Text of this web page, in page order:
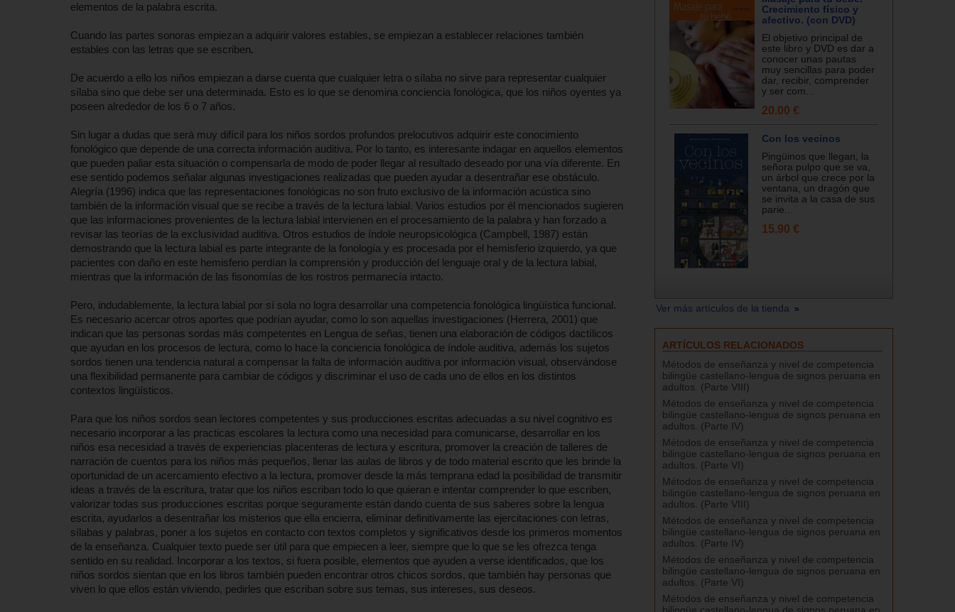
elementos de la palabra escrita.
Cuando las partes sonoras empiezan a adquirir valores estables, se empiezan a establecer relaciones también
estables con las letras que se escriben.
De acuerdo a ello los niños empiezan a darse cuenta que cualquier letra o sílaba no sirve para representar cualquier
sílaba sino que debe ser una determinada. Esto es lo que se denomina conciencia fonológica, que los niños oyentes ya
poseen alrededor de los 6 o 7 años.
Sin lugar a dudas que será muy difícil para los niños sordos profundos prelocutivos adquirir este conocimiento
fonológico que depende de una correcta información auditiva. Por lo tanto, es interesante indagar en aquellos elementos
que pueden paliar esta situación o compensarla de modo de poder llegar al resultado deseado por una vía diferente. En
ese sentido podemos señalar algunas investigaciones realizadas que pueden ayudar a desentrañar ese obstáculo.
Alegría (1996) indica que las representaciones fonológicas no son fruto exclusivo de la información acústica sino
también de la información visual que se recibe a través de la lectura labial. Varios estudios por él mencionados sugieren
que las informaciones provenientes de la lectura labial intervienen en el procesamiento de la palabra y han forzado a
revisar las teorías de la exclusividad auditiva. Otros estudios de índole neuropsicológica (Campbell, 1987) están
demostrando que la lectura labial es parte integrante de la fonología y es procesada por el hemisferio izquierdo, ya que
pacientes con daño en este hemisferio perdían la comprensión y producción del lenguaje oral y de la lectura labial,
mientras que la información de las fisonomías de los rostros permanecía intacto.
Pero, indudablemente, la lectura labial por sí sola no logra desarrollar una competencia fonológica lingüística funcional.
Es necesario acercar otros aportes que podrían ayudar, como lo son aquellas investigaciones (Herrera, 2001) que
indican que las personas sordas más competentes en Lengua de señas, tienen una elaboración de códigos dactílicos
que ayudan en los procesos de lectura, como lo hace la conciencia fonológica de índole auditiva, además los sujetos
sordos tienen una tendencia natural a compensar la falta de información auditiva por información visual, observándose
una flexibilidad permanente para cambiar de códigos y discriminar el uso de cada uno de ellos en los distintos
contextos lingüísticos.
Para que los niños sordos sean lectores competentes y sus producciones escritas adecuadas a su nivel cognitivo es
necesario incorporar a las practicas escolares la lectura como una necesidad para comunicarse, desarrollar en los
niños esa necesidad a través de experiencias placenteras de lectura y escritura, promover la creación de talleres de
narración de cuentos para los niños más pequeños, llenar las aulas de libros y de todo material escrito que les brinde la
oportunidad de un acercamiento efectivo a la lectura, promover desde la más temprana edad la posibilidad de transmitir
ideas a través de la escritura, tratar que los niños escriban todo lo que quieran e intentar comprender lo que escriben,
valorizar todas sus producciones escritas porque seguramente están dando cuenta de sus saberes sobre la lengua
escrita, ayudarlos a desentrañar los misterios que ella encierra, eliminar definitivamente las ejercitaciones con letras,
sílabas y palabras, poner a los sujetos en contacto con textos completos y significativos desde los primeros momentos
de la enseñanza. Cualquier texto puede ser útil para que empiecen a leer, siempre que lo que se les ofrezca tenga
sentido en su realidad. Incorporar a los textos, si fuera posible, elementos que ayuden a verse identificados, que los
niños sordos sientan que en los libros también pueden encontrar otros chicos sordos, que también hay personas que
viven lo que ellos están viviendo, pedirles que escriban sobre sus temas, sus intereses, sus deseos.
Crecimiento físico y
afectivo. (con DVD)
El objetivo principal de
este libro y DVD es dar a
conocer unas pautas
muy sencillas para poder
dar, recibir, comprender
y ser com...
20.00 €
Con los vecinos
Pingüinos que llegan, la
señora pulpo que se va,
un árbol que crece por la
ventana, un dragón que
se invita a la casa de sus
parie...
15.90 €
Ver más artículos de la tienda
ARTÍCULOS RELACIONADOS
Métodos de enseñanza y nivel de competencia
bilingüe castellano-lengua de signos peruana en
adultos. (Parte VIII)
Métodos de enseñanza y nivel de competencia
bilingüe castellano-lengua de signos peruana en
adultos. (Parte IV)
Métodos de enseñanza y nivel de competencia
bilingüe castellano-lengua de signos peruana en
adultos. (Parte VI)
Métodos de enseñanza y nivel de competencia
bilingüe castellano-lengua de signos peruana en
adultos. (Parte VIII)
Métodos de enseñanza y nivel de competencia
bilingüe castellano-lengua de signos peruana en
adultos. (Parte IV)
Métodos de enseñanza y nivel de competencia
bilingüe castellano-lengua de signos peruana en
adultos. (Parte VI)
Métodos de enseñanza y nivel de competencia